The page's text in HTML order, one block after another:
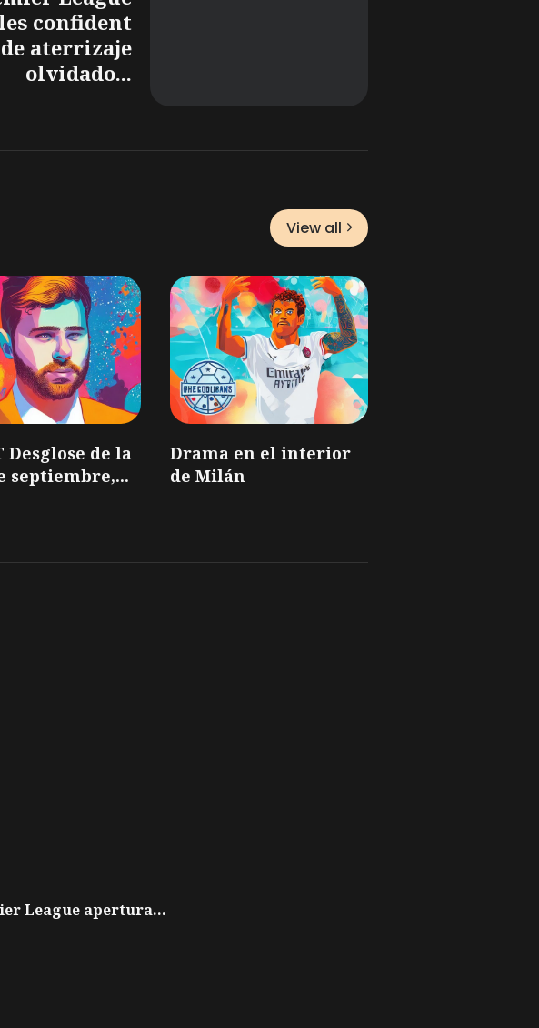
confident
de aterrizaje
olvidado...
View all
Desglose de la
septiembre,...
Drama en el interior
de Milán
League apertura...